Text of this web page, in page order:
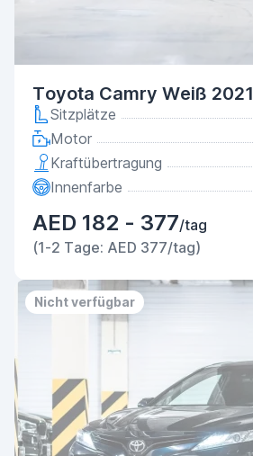
Toyota Camry Weiß 2021
Sitzplätze
Motor
Kraftübertragung
Innenfarbe
AED 182 - 377/tag
(1-2 Tage: AED 377/tag)
Nicht verfügbar